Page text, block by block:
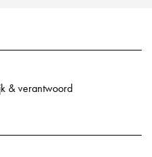
& verantwoord